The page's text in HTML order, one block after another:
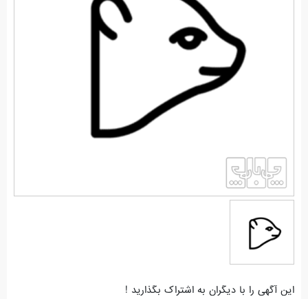
این آگهی را با دیگران به اشتراک بگذارید !